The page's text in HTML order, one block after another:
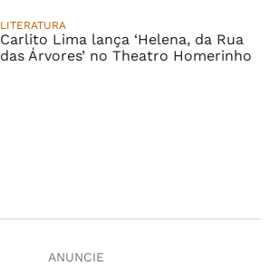
LITERATURA
Carlito Lima lança ‘Helena, da Rua
das Árvores’ no Theatro Homerinho
ANUNCIE